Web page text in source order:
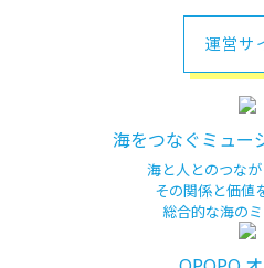
運営サ
海をつなぐミュー
海と人とのつな
その関係と価値
総合的な海の